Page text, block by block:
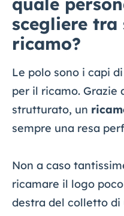
scegliere tra
ricamo?
Le polo sono i capi
per il ricamo.
strutturato, un
sempre una resa
Non a caso
ricamare il logo
destra del colletto di